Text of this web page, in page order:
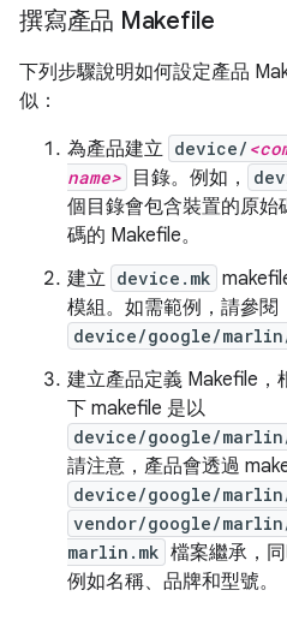
撰寫產品 Makefile
下列步驟說明如何設定產品
似：
為產品建立 device/
name>
目錄。例如，
個目錄會包含裝置的原
碼的 Makefile。
建立 device.mk
模組。如需範例，請參閱
device/google/
建立產品定義 Makefile，
下 makefile 是以
device/google/
請注意，產品會透過
device/google/
vendor/google/
marlin.mk 檔案繼承，
例如名稱、品牌和型號。